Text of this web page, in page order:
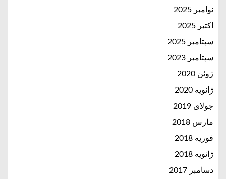
نوامبر 2025
اکتبر 2025
سپتامبر 2025
سپتامبر 2023
ژوئن 2020
ژانویه 2020
جولای 2019
مارس 2018
فوریه 2018
ژانویه 2018
دسامبر 2017